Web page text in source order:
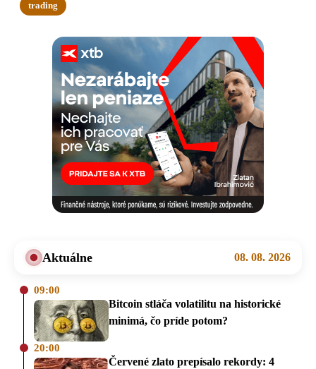
trading
Aktuálne 08. 08. 2026
09:00
Bitcoin stláča volatilitu na historické
minimá, čo príde potom?
20:00
Červené zlato prepísalo rekordy: 4